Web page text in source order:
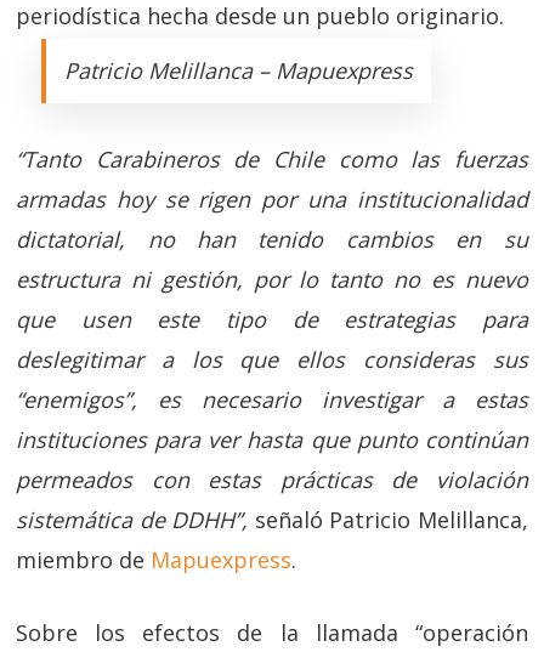
periodística hecha desde un pueblo originario.
Patricio Melillanca – Mapuexpress
“Tanto Carabineros de Chile como las fuerzas
armadas hoy se rigen por una institucionalidad
dictatorial, no han tenido cambios en su
estructura ni gestión, por lo tanto no es nuevo
que usen este tipo de estrategias para
deslegitimar a los que ellos consideras sus
“enemigos”, es necesario investigar a estas
instituciones para ver hasta que punto continúan
permeados con estas prácticas de violación
sistemática de DDHH”, señaló Patricio Melillanca,
miembro de Mapuexpress.
Sobre los efectos de la llamada “operación